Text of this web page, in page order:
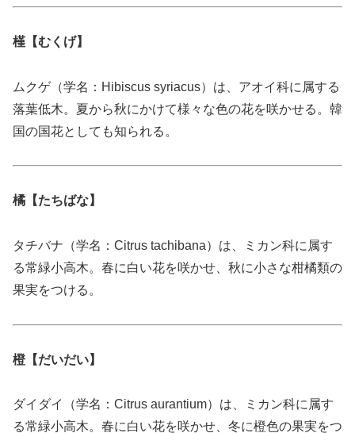
槿【むくげ】
ムクゲ（学名：Hibiscus syriacus）は、アオイ科に属する
落葉低木。夏から秋にかけて様々な色の花を咲かせる。韓
国の国花としても知られる。
橘【たちばな】
タチバナ（学名：Citrus tachibana）は、ミカン科に属す
る常緑小高木。春に白い花を咲かせ、秋に小さな柑橘類の
果実をつける。
橙【だいだい】
ダイダイ（学名：Citrus aurantium）は、ミカン科に属す
る常緑小高木。春に白い花を咲かせ、冬に橙色の果実をつ